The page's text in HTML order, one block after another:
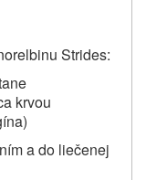
Strides:
krvou
a do liečenej